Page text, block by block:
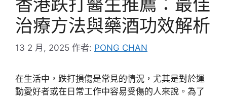
治療方法與藥酒功效解析
13 2 月, 2025 作者: PONG CHAN
在生活中，跌打損傷是常見的情況，尤其是對於運
動愛好者或在日常工作中容易受傷的人來說。為了